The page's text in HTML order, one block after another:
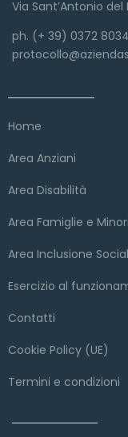
Via Sant’Antonio
ph. (+ 39) 0372
Home
Area Anziani
Area Disabilità
Area Famiglie e Minori
Area Inclusione
Esercizio al
Contatti
Cookie Policy (UE)
Termini e condizioni